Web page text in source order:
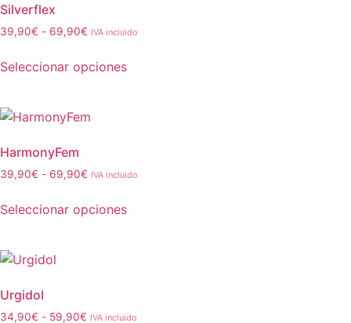
Silverflex
39,90€ - 69,90€ IVA incluido
Seleccionar opciones
HarmonyFem
39,90€ - 69,90€ IVA incluido
Seleccionar opciones
Urgidol
34,90€ - 59,90€ IVA incluido